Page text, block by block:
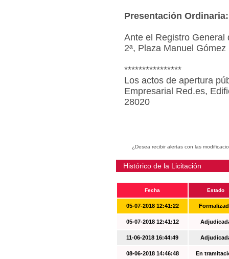
Presentación Ordinaria:
Ante el Registro General
2ª, Plaza Manuel
****************
Los actos de apertura
Empresarial Red.es,
28020
¿Desea recibir alertas con las
Histórico de la Licitación
Fecha Estado
05-07-2018 12:41:22
05-07-2018 12:41:12
11-06-2018 16:44:49
08-06-2018 14:46:48 En